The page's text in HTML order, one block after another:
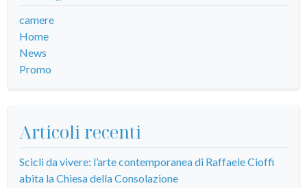
camere
Home
News
Promo
Articoli recenti
Scicli da vivere: l’arte contemporanea di Raffaele Cioffi
abita la Chiesa della Consolazione